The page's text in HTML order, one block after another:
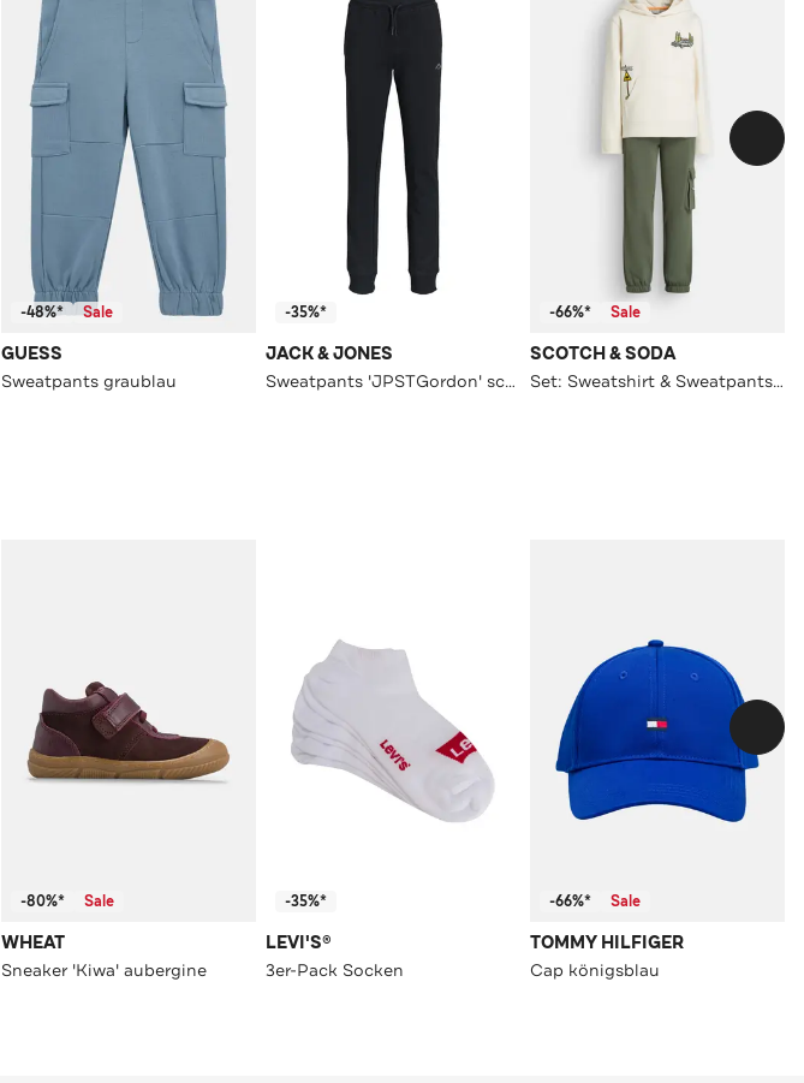
-48%* Sale
GUESS
Sweatpants graublau
-35%*
JACK & JONES
Sweatpants 'JPSTGordon' schwarz
-66%* Sale
SCOTCH & SODA
Set: Sweatshirt & Sweatpants mehrfarbig
-80%* Sale
WHEAT
Sneaker 'Kiwa' aubergine
-35%*
LEVI'S®
3er-Pack Socken
-66%* Sale
TOMMY HILFIGER
Cap königsblau